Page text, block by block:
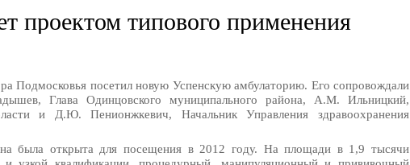
проектом типового применения
Подмосковья посетил новую Успенскую амбулаторию. Его сопровождали
Глава Одинцовского муниципального района, А.М. Ильницкий,
и Д.Ю. Пенионжкевич, Начальник Управления здравоохранения
была открыта для посещения в 2012 году. На площади в 1,9 тысячи